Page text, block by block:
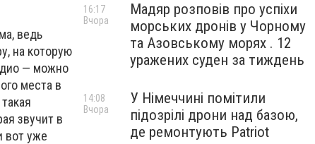
ведь
на которую
— можно
места в
звучит в
вот уже
Мадяр розповів про успіхи
морських дронів у Чорному
та Азовському морях . 12
уражених суден за тиждень
16:17
Вчора
У Німеччині помітили
підозрілі дрони над базою,
де ремонтують Patriot
14:08
Вчора